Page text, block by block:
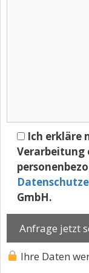
Ich erkläre
Verarbeitung
GmbH.
Ihre Daten